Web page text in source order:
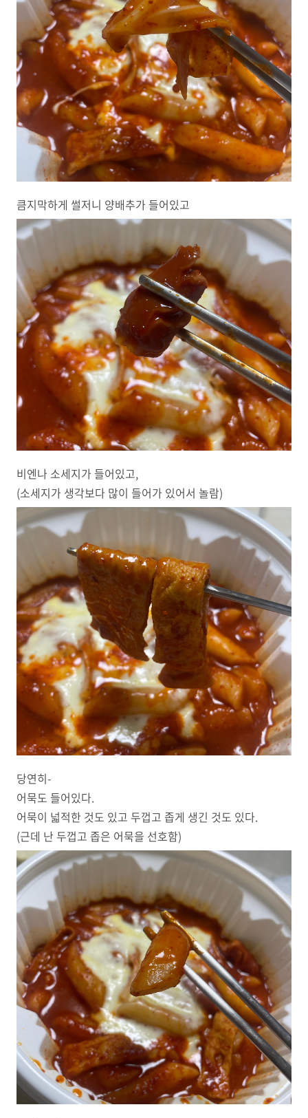
큼지막하게 썰저니 양배추가 들어있고
비엔나 소세지가 들어있고,
(소세지가 생각보다 많이 들어가 있어서 놀람)
당연히-
어묵도 들어있다.
어묵이 넓적한 것도 있고 두껍고 좁게 생긴 것도 있다.
(근데 난 두껍고 좁은 어묵을 선호함)